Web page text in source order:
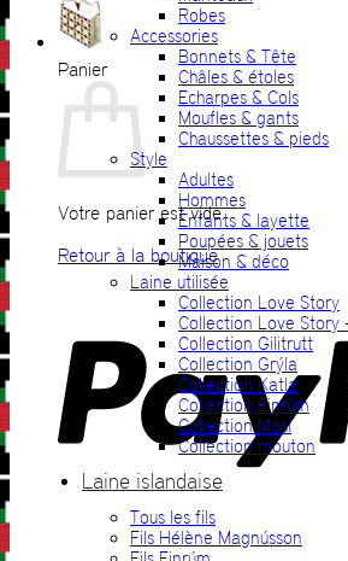
Panier
Votre panier est vide.
Retour à la boutique
Robes
Accessories
Bonnets & Tête
Châles & étoles
Echarpes & Cols
Moufles & gants
Chaussettes & pieds
Style
Adultes
Hommes
Enfants & layette
Poupées & jouets
Maison & déco
Laine utilisée
Collection Love Story
Collection Love Story
Collection Gilitrutt
Collection Grýla
Collection Katla
Collection Einrúm
Collection Mosi
Collection mouton
Laine islandaise
Tous les fils
Fils Hélène Magnússon